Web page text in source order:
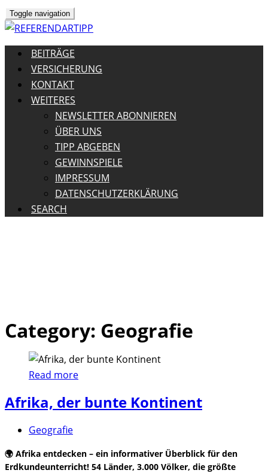
Toggle navigation
BEITRÄGE
VERSICHERUNG
KONTAKT
WEITERES
NEWSLETTER ABONNIEREN
ÜBER UNS
TIPP ABGEBEN
GEWINNSPIELE
IMPRESSUM
DATENSCHUTZERKLÄRUNG
SEARCH
Skip
content
Category: Geografie
Read more
Afrika, der bunte Kontinent
Geografie
🌍 Afrika entdecken – ein informativer Überblick für den
Erdkundeunterricht! 54 Länder, 3.000 Völker, die größte